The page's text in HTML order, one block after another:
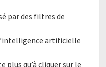
par des filtres de
artificielle
plus qu’à cliquer sur le